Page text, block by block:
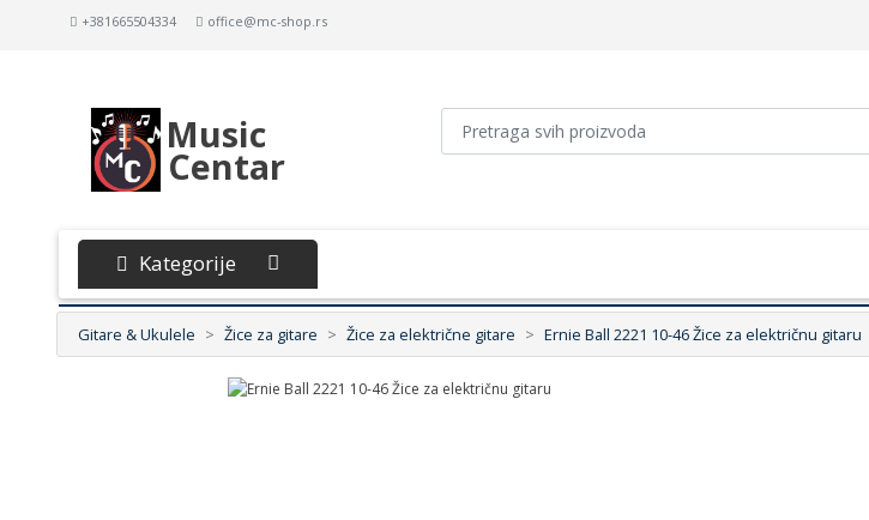
+381665504334 office@mc-shop.rs
Music
Centar
Kategorije
Gitare & Ukulele Žice za gitare Žice za električne gitare Ernie Ball 2221 10-46 Žice za električnu gitaru